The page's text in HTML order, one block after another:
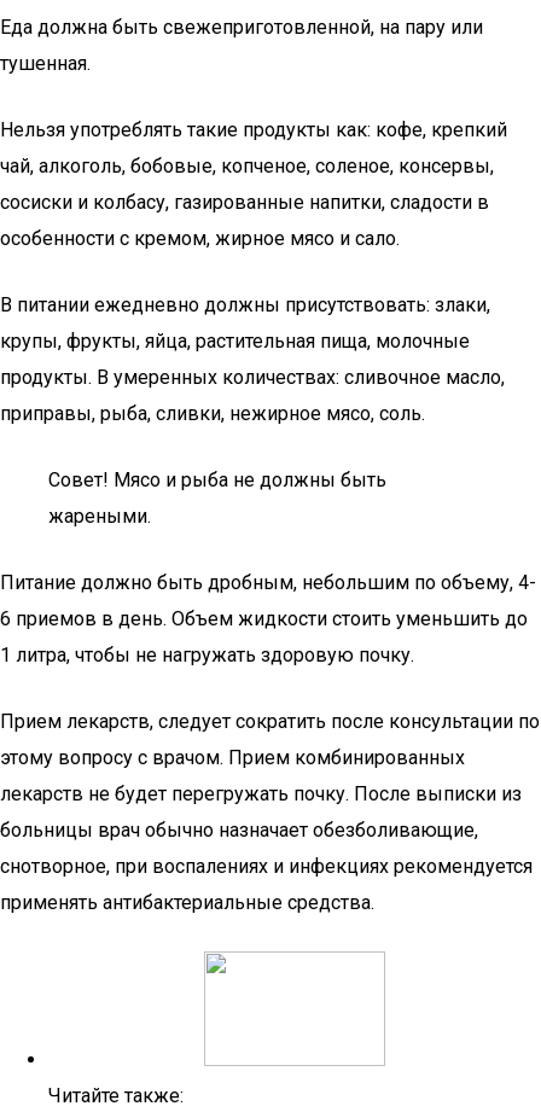
Еда должна быть свежеприготовленной, на пару или
тушенная.
Нельзя употреблять такие продукты как: кофе, крепкий
чай, алкоголь, бобовые, копченое, соленое, консервы,
сосиски и колбасу, газированные напитки, сладости в
особенности с кремом, жирное мясо и сало.
В питании ежедневно должны присутствовать: злаки,
крупы, фрукты, яйца, растительная пища, молочные
продукты. В умеренных количествах: сливочное масло,
приправы, рыба, сливки, нежирное мясо, соль.
Совет! Мясо и рыба не должны быть
жареными.
Питание должно быть дробным, небольшим по объему, 4-
6 приемов в день. Объем жидкости стоить уменьшить до
1 литра, чтобы не нагружать здоровую почку.
Прием лекарств, следует сократить после консультации по
этому вопросу с врачом. Прием комбинированных
лекарств не будет перегружать почку. После выписки из
больницы врач обычно назначает обезболивающие,
снотворное, при воспалениях и инфекциях рекомендуется
применять антибактериальные средства.
Читайте также: